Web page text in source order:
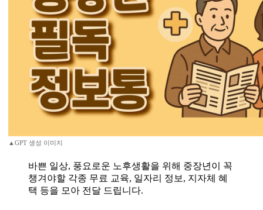
▲GPT 생성 이미지
바쁜 일상, 풍요로운 노후생활을 위해 중장년이 꼭
챙겨야할 각종 무료 교육, 일자리 정보, 지자체 혜
택 등을 모아 전달 드립니다.